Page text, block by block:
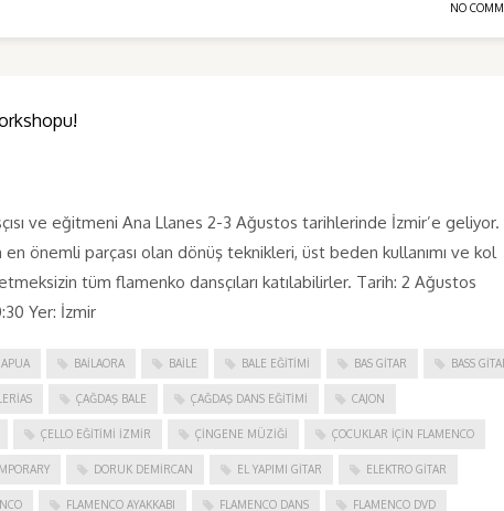
NO
ve eğitmeni Ana Llanes 2-3 Ağustos tarihlerinde İzmir’e geliyor.
önemli parçası olan dönüş teknikleri, üst beden kullanımı ve kol
tüm flamenko dansçıları katılabilirler. Tarih: 2 Ağustos
Yer: İzmir
BAILAORA BAILE BALE EĞITIMI BAS GITAR BASS
ÇAĞDAŞ BALE ÇAĞDAŞ DANS EĞITIMI CAJON
ÇELLO EĞITIMI İZMIR ÇINGENE MÜZIĞI ÇOCUKLAR IÇIN FLAMENCO
DORUK DEMIRCAN EL YAPIMI GITAR ELEKTRO GITAR
FLAMENCO AYAKKABI FLAMENCO DANS FLAMENCO DVD